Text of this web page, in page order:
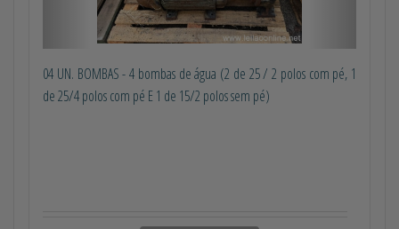
04 UN. BOMBAS - 4 bombas de água (2 de 25 / 2 polos com pé, 1
de 25/4 polos com pé E 1 de 15/2 polos sem pé)